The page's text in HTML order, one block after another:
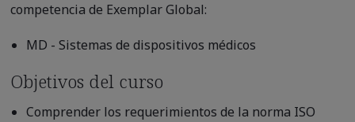
competencia de Exemplar Global:
MD - Sistemas de dispositivos médicos
Objetivos del curso
Comprender los requerimientos de la norma ISO